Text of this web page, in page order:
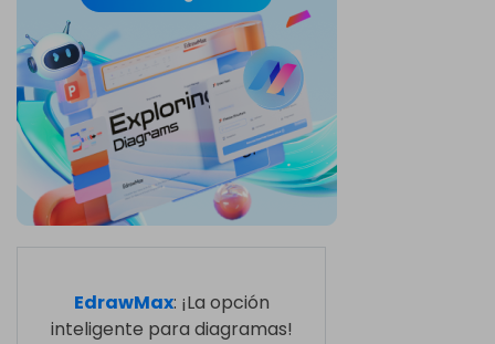
EdrawMax: ¡La opción
inteligente para diagramas!